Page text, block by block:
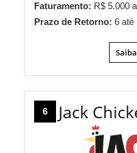
Faturamento: R$ 5.000
Prazo de Retorno: 6 até
6 Jack